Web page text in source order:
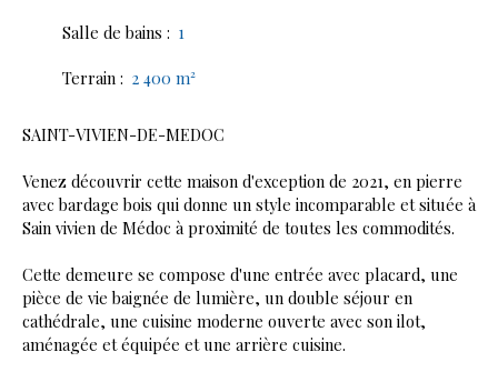
Salle de bains : 1
Terrain : 2 400 m²
SAINT-VIVIEN-DE-MEDOC
Venez découvrir cette maison d'exception de 2021, en pierre
avec bardage bois qui donne un style incomparable et située à
Sain vivien de Médoc à proximité de toutes les commodités.
Cette demeure se compose d'une entrée avec placard, une
pièce de vie baignée de lumière, un double séjour en
cathédrale, une cuisine moderne ouverte avec son ilot,
aménagée et équipée et une arrière cuisine.